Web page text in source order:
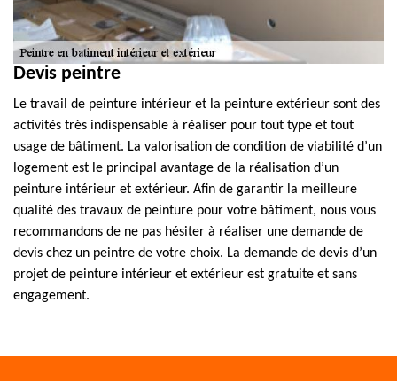
Devis peintre
Le travail de peinture intérieur et la peinture extérieur sont des
activités très indispensable à réaliser pour tout type et tout
usage de bâtiment. La valorisation de condition de viabilité d’un
logement est le principal avantage de la réalisation d’un
peinture intérieur et extérieur. Afin de garantir la meilleure
qualité des travaux de peinture pour votre bâtiment, nous vous
recommandons de ne pas hésiter à réaliser une demande de
devis chez un peintre de votre choix. La demande de devis d’un
projet de peinture intérieur et extérieur est gratuite et sans
engagement.